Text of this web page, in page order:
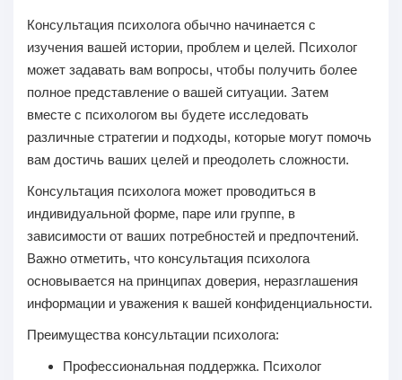
Консультация психолога обычно начинается с
изучения вашей истории, проблем и целей. Психолог
может задавать вам вопросы, чтобы получить более
полное представление о вашей ситуации. Затем
вместе с психологом вы будете исследовать
различные стратегии и подходы, которые могут помочь
вам достичь ваших целей и преодолеть сложности.
Консультация психолога может проводиться в
индивидуальной форме, паре или группе, в
зависимости от ваших потребностей и предпочтений.
Важно отметить, что консультация психолога
основывается на принципах доверия, неразглашения
информации и уважения к вашей конфиденциальности.
Преимущества консультации психолога:
Профессиональная поддержка. Психолог